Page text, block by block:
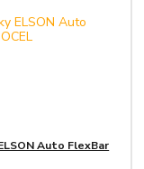
Auto FlexBar